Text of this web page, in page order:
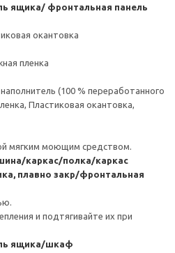
ящика/ фронтальная панель
окантовка
пленка
(100 % переработанного
Пластиковая окантовка,
мягким моющим средством.
каркас/полка/каркас
плавно закр/фронтальная
и подтягивайте их при
ящика/шкаф